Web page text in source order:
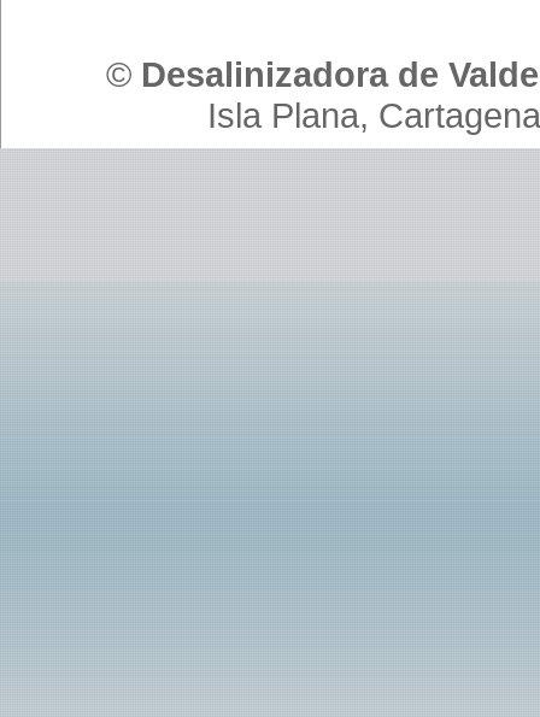
© Desalinizadora de
Isla Plana,